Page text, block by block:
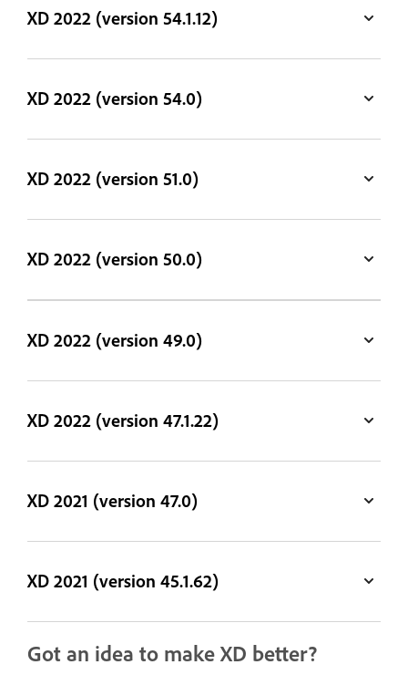
XD 2022 (version 54.1.12)
XD 2022 (version 54.0)
XD 2022 (version 51.0)
XD 2022 (version 50.0)
XD 2022 (version 49.0)
XD 2022 (version 47.1.22)
XD 2021 (version 47.0)
XD 2021 (version 45.1.62)
Got an idea to make XD better?